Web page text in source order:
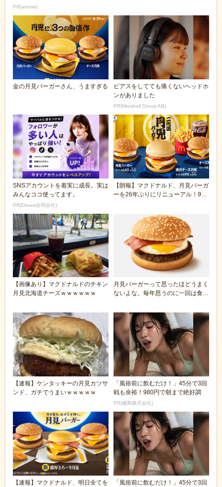
PR(arrows)
金の月見バーガーさん、うますぎる
ピアスをしてても痛くないヘッドホ
ンがありました
PR(Marshall Group AB)
SNSアカウントを着実に成長。実は
みんなココ使ってます。
PR(Dreaw合同会社)
【朗報】マクドナルド、月見バーガ
ーを26年ぶりにリニューアル！9月
【画像あり】マクドナルドのチキン
月見北海道チーズｗｗｗｗｗｗ
月見バーガーって思ったほどうまく
ないよな。毎年思うのに一回は食べ
【速報】ケンタッキーの月見カツサ
ンド、ガチでうまいｗｗｗｗｗ
「風俗前に飲むだけ！」45分で3回
戦も余裕！980円で朝まで絶好調
PR(健商株式会社)
【速報】マクドナルド、明日全てを
「風俗前に飲むだけ！」45分で3回